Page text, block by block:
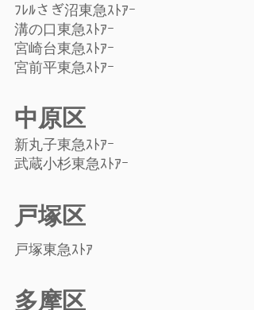
ﾌﾚﾙさぎ沼東急ｽﾄｱｰ
溝の口東急ｽﾄｱｰ
宮崎台東急ｽﾄｱｰ
宮前平東急ｽﾄｱｰ
中原区
新丸子東急ｽﾄｱｰ
武蔵小杉東急ｽﾄｱｰ
戸塚区
戸塚東急ｽﾄｱ
多摩区